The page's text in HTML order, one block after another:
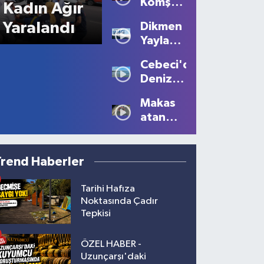
Kadın Ağır
Yaralandı
Kanlı
Bitti: 1
Ölü, 2
Yaralı!
Dikmen
Yaylası'nda
Büyüledi:
Kartpostallık
Manzaralar
Oluştu
Cebeci'de
Deniz
Tüm
Güzelliğiyle
Devam
Makas
atan
10 bin
lira ceza
Haberler
Tarihi Hafıza
Noktasında Çadır
Tepkisi
ÖZEL HABER -
Uzunçarşı'daki